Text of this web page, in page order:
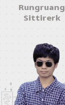
Rungruang
Sittirerk